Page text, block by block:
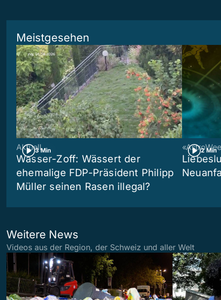
Meistgesehen
3 Min
Aktuell
Wasser-Zoff: Wässert der
ehemalige FDP-Präsident Philipp
Müller seinen Rasen illegal?
2 Min
Weitere News
Videos aus der Region, der Schweiz und aller Welt